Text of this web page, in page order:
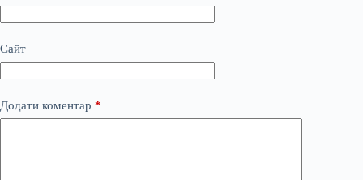
Сайт
Додати коментар *